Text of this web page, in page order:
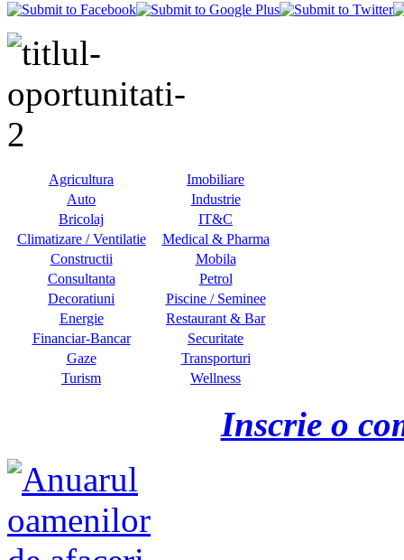
Agricultura
Imobiliare
Auto
Industrie
Bricolaj
IT&C
Climatizare / Ventilatie
Medical & Pharma
Constructii
Mobila
Consultanta
Petrol
Decoratiuni
Piscine / Seminee
Energie
Restaurant & Bar
Financiar-Bancar
Securitate
Gaze
Transporturi
Turism
Wellness
Inscrie o